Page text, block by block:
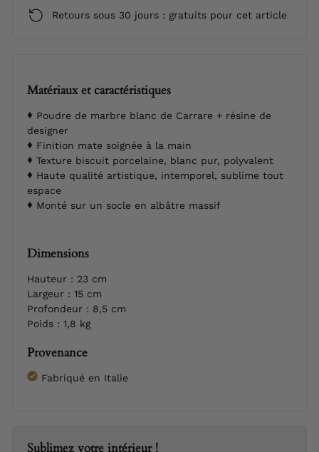
Retours sous 30 jours : gratuits pour cet article
Matériaux et caractéristiques
Poudre de marbre blanc de Carrare + résine de
designer
Finition mate soignée à la main
Texture biscuit porcelaine, blanc pur, polyvalent
Haute qualité artistique, intemporel, sublime tout
espace
Monté sur un socle en albâtre massif
Dimensions
Hauteur : 23 cm
Largeur : 15 cm
Profondeur : 8,5 cm
Poids : 1,8 kg
Provenance
Fabriqué en Italie
Sublimez votre intérieur !